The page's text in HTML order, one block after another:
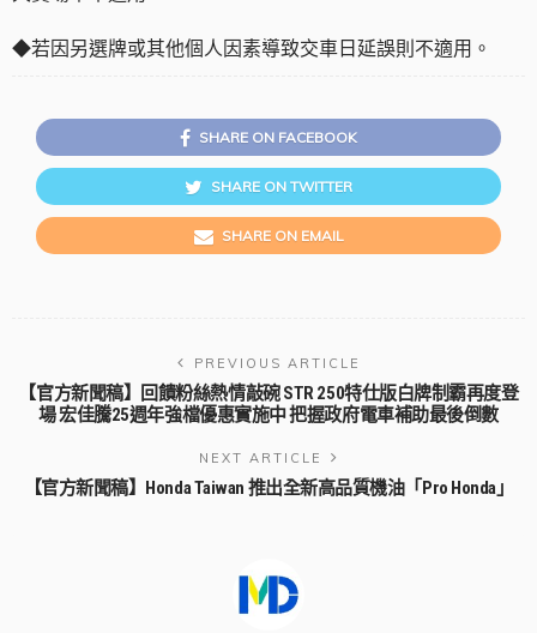
◆若因另選牌或其他個人因素導致交車日延誤則不適用。
SHARE ON FACEBOOK
SHARE ON TWITTER
SHARE ON EMAIL
PREVIOUS ARTICLE
【官方新聞稿】回饋粉絲熱情敲碗 STR 250特仕版白牌制霸再度登
場 宏佳騰25週年強檔優惠實施中 把握政府電車補助最後倒數
NEXT ARTICLE
【官方新聞稿】Honda Taiwan 推出全新高品質機油「Pro Honda」